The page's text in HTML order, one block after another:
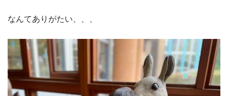
なんてありがたい、、、